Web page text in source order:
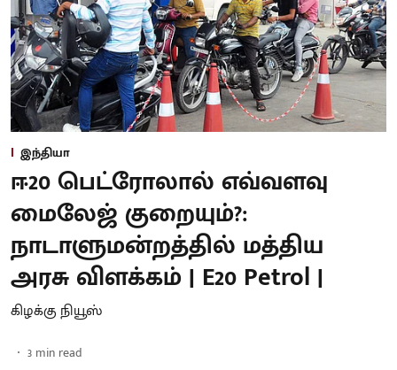
இந்தியா
ஈ20 பெட்ரோலால் எவ்வளவு
மைலேஜ் குறையும்?:
நாடாளுமன்றத்தில் மத்திய
அரசு விளக்கம் | E20 Petrol |
கிழக்கு நியூஸ்
3 min read